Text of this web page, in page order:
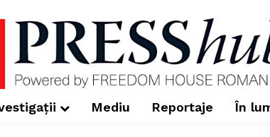
Mediu Reportaje În